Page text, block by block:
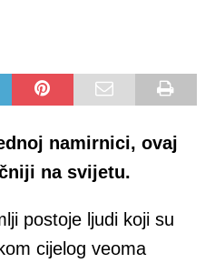
namirnici, ovaj
na svijetu.
postoje ljudi koji su
cijelog veoma